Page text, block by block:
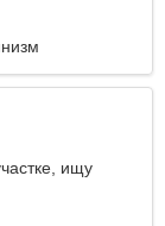
ищу